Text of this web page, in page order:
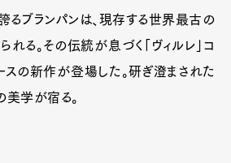
ブランパンは、現存する世界最古の
れる。その伝統が息づく「ヴィルレ」コ
スの新作が登場した。研ぎ澄まされた
美学が宿る。